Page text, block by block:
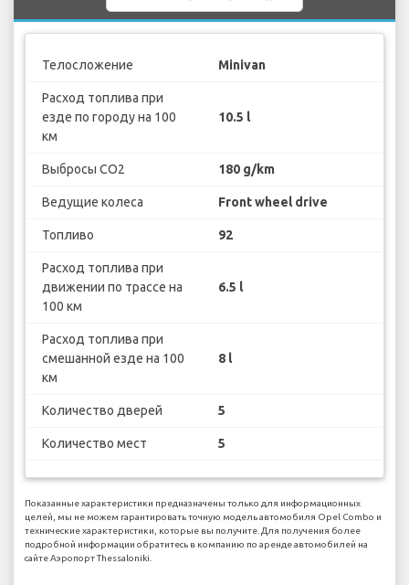
Телосложение Minivan
Расход топлива при
езде по городу на 100
км
10.5 l
Выбросы CO2 180 g/km
Ведущие колеса Front wheel drive
Топливо 92
Расход топлива при
движении по трассе на
100 км
6.5 l
Расход топлива при
смешанной езде на 100
км
8 l
Количество дверей 5
Количество мест 5
Показанные характеристики предназначены только для информационных
целей, мы не можем гарантировать точную модель автомобиля Opel Combo и
технические характеристики, которые вы получите. Для получения более
подробной информации обратитесь в компанию по аренде автомобилей на
сайте Аэропорт Thessaloniki.